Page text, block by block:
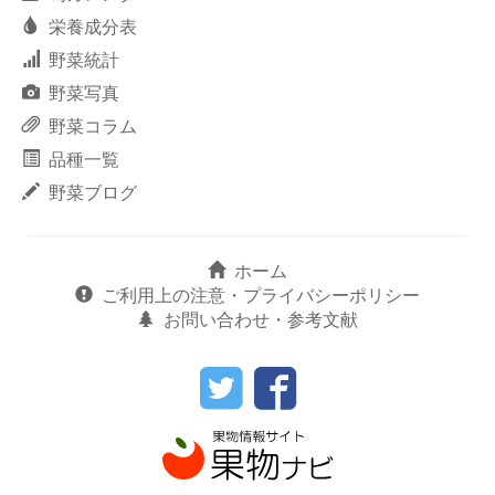
栄養成分表
野菜統計
野菜写真
野菜コラム
品種一覧
野菜ブログ
ホーム
ご利用上の注意・プライバシーポリシー
お問い合わせ・参考文献